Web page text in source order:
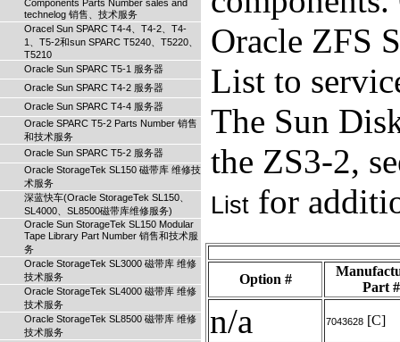
Components Parts Number sales and
technelog 销售、技术服务
Oracel Sun SPARC T4-4、T4-2、T4-
1、T5-2和sun SPARC T5240、T5220、
T5210
Oracle Sun SPARC T5-1 服务器
Oracle Sun SPARC T4-2 服务器
Oracle Sun SPARC T4-4 服务器
Oracle SPARC T5-2 Parts Number 销售
和技术服务
Oracle Sun SPARC T5-2 服务器
Oracle StorageTek SL150 磁带库 维修技
术服务
深蓝快车(Oracle StorageTek SL150、
SL4000、SL8500磁带库维修服务)
Oracle Sun StorageTek SL150 Modular
Tape Library Part Number 销售和技术服
务
Oracle StorageTek SL3000 磁带库 维修
技术服务
Oracle StorageTek SL4000 磁带库 维修
技术服务
Oracle StorageTek SL8500 磁带库 维修
技术服务
Oracle ZFS
List to
The Sun
the ZS3-2,
List for
Option #
Part #
n/a 7043628 [C]